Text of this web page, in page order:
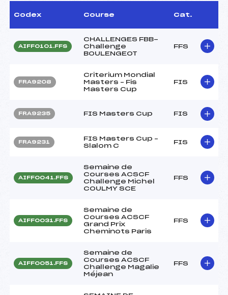
Codex Course Cat.
AIFF0101.FFS
CHALLENGES FBB-
Challenge
BOULENGEOT
FFS
FRA9208
Criterium Mondial
Masters – Fis
Masters Cup
FIS
FRA9235 FIS Masters Cup FIS
FRA9231
FIS Masters Cup –
Slalom C
FIS
AIFF0041.FFS
Semaine de
Courses ACSCF
Challenge Michel
COULMY SCE
FFS
AIFF0031.FFS
Semaine de
Courses ACSCF
Grand Prix
Cheminots Paris
FFS
AIFF0051.FFS
Semaine de
Courses ACSCF
Challenge Magalie
Méjean
FFS